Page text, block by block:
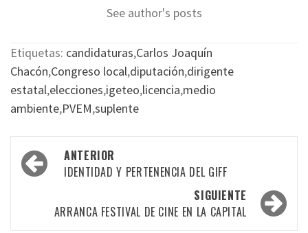
See author's posts
Etiquetas: candidaturas,Carlos Joaquín
Chacón,Congreso local,diputación,dirigente
estatal,elecciones,igeteo,licencia,medio
ambiente,PVEM,suplente
Navegación
por
entradas
ANTERIOR
IDENTIDAD Y PERTENENCIA DEL GIFF
SIGUIENTE
ARRANCA FESTIVAL DE CINE EN LA CAPITAL